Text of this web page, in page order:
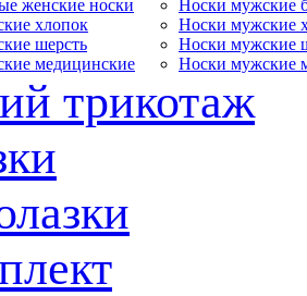
женские носки
хлопок
шерсть
медицинские
Носки мужские
Носки мужские
Носки мужские
Носки мужские
трикотаж